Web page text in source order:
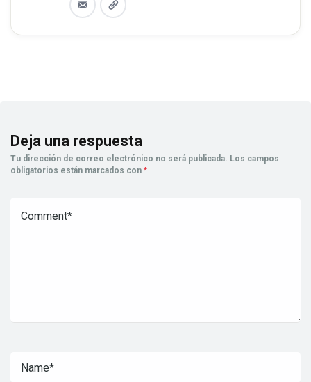
Deja una respuesta
Tu dirección de correo electrónico no será publicada. Los campos
obligatorios están marcados con *